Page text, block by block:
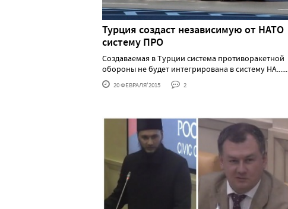
Турция создаст независимую от НАТО
систему ПРО
Создаваемая в Турции система противоракетной
обороны не будет интегрирована в систему НА......
20 ФЕВРАЛЯ'2015 2